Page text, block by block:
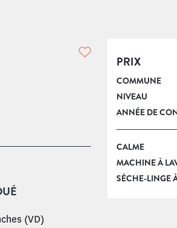
(VD)
PRIX
COMMUNE
NIVEAU
ANNÉE DE
CALME
MACHINE À
SÈCHE-LINGE